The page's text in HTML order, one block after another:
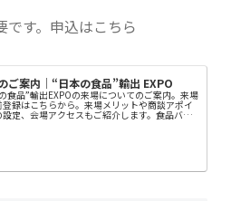
す。申込はこちら
ご案内｜“日本の食品”輸出 EXPO
食品”輸出EXPOの来場についてのご案内。来場
登録はこちらから。来場メリットや商談アポイ
設定、会場アクセスもご紹介します。食品バイ